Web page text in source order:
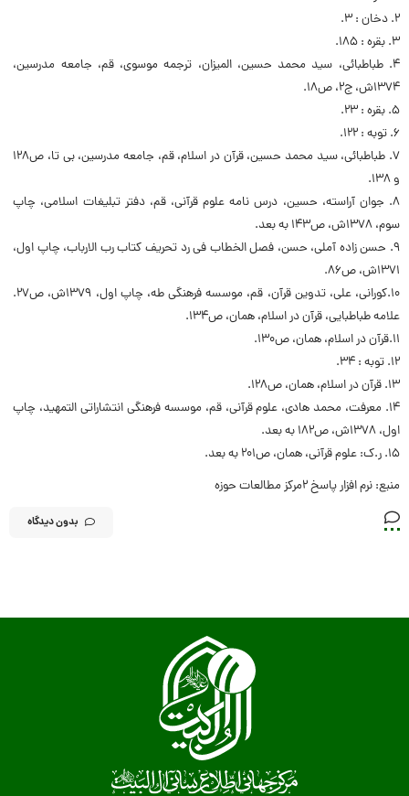
2. دخان : ۳.
3. بقره : ۱۸۵.
4. طباطبائی، سید محمد حسین، المیزان، ترجمه موسوی، قم، جامعه مدرسین،
۱۳۷۴ش، ج۲، ص۱۸.
5. بقره : ۲۳.
6. توبه : ۱۲۲.
7. طباطبائی، سید محمد حسین، قرآن در اسلام، قم، جامعه مدرسین، بی تا، ص۱۲۸
و ۱۳۸.
8. جوان آراسته، حسین، درس نامه علوم قرآنی، قم، دفتر تبلیغات اسلامی، چاپ
سوم، ۱۳۷۸ش، ص۱۴۳ به بعد.
9. حسن زاده آملی، حسن، فصل الخطاب فی رد تحریف کتاب رب الارباب، چاپ اول،
۱۳۷۱ش، ص۸۶.
10.کورانی، علی، تدوین قرآن، قم، موسسه فرهنگی طه، چاپ اول، ۱۳۷۹ش، ص۲۷.
علامه طباطبایی، قرآن در اسلام، همان، ص۱۳۴.
11.قرآن در اسلام، همان، ص۱۳۰.
12. توبه : ۳۴.
13. قرآن در اسلام، همان، ص۱۲۸.
14. معرفت، محمد هادی، علوم قرآنی، قم، موسسه فرهنگی انتشاراتی التمهید، چاپ
اول، ۱۳۷۸ش، ص۱۸۲ به بعد.
15. ر.ک: علوم قرآنی، همان، ص۲۰۱ به بعد.
منبع: نرم افزار پاسخ ۲مرکز مطالعات حوزه
بدون دیدگاه